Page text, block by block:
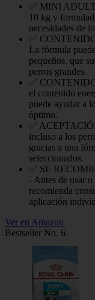
✅ MINI ADULT
10 kg y
necesidades de
✅
La fórmula
pequeños, que
perros grandes.
✅
el contenido
puede ayudar a
óptimo.
✅
incluso a los
gracias a una
seleccionados.
✅ SE
- Antes de usar
recomienda
aplicación
Ver en Amazon
Bestseller No. 6